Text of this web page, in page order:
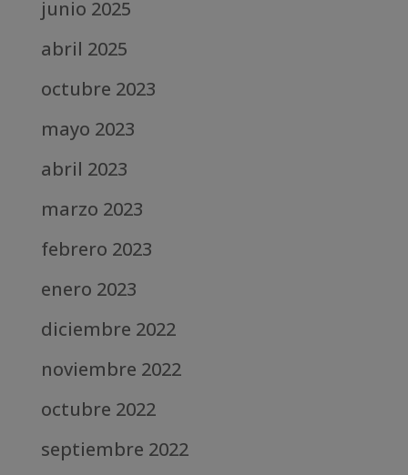
junio 2025
abril 2025
octubre 2023
mayo 2023
abril 2023
marzo 2023
febrero 2023
enero 2023
diciembre 2022
noviembre 2022
octubre 2022
septiembre 2022